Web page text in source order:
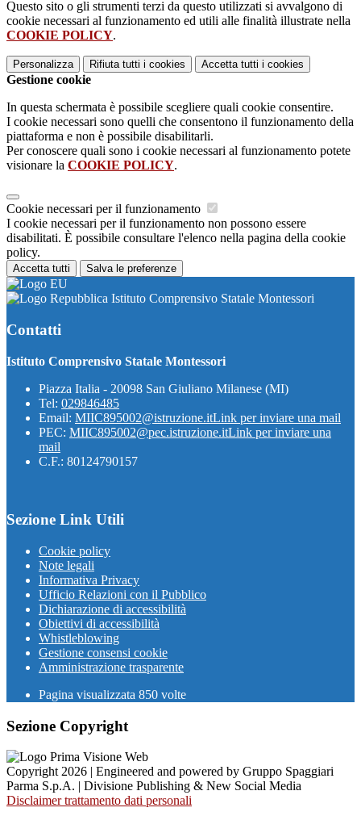
Questo sito o gli strumenti terzi da questo utilizzati si avvalgono di
cookie necessari al funzionamento ed utili alle finalità illustrate nella
COOKIE POLICY.
Personalizza Rifiuta tutti i cookies Accetta tutti i cookies
Gestione cookie
In questa schermata è possibile scegliere quali cookie consentire.
I cookie necessari sono quelli che consentono il funzionamento della
piattaforma e non è possibile disabilitarli.
Per conoscere quali sono i cookie necessari al funzionamento potete
visionare la COOKIE POLICY.
Cookie necessari per il funzionamento
I cookie necessari per il funzionamento non possono essere
disabilitati. È possibile consultare l'elenco nella pagina della cookie
policy.
Accetta tutti Salva le preferenze
Istituto Comprensivo Statale Montessori
Contatti
Istituto Comprensivo Statale Montessori
Piazza Italia - 20098 San Giuliano Milanese (MI)
Tel: 029846485
Email: MIIC895002@istruzione.itLink per inviare una mail
PEC: MIIC895002@pec.istruzione.itLink per inviare una
mail
C.F.: 80124790157
Sezione Link Utili
Cookie policy
Note legali
Informativa Privacy
Ufficio Relazioni con il Pubblico
Dichiarazione di accessibilità
Obiettivi di accessibilità
Whistleblowing
Gestione consensi cookie
Amministrazione trasparente
Pagina visualizzata 850 volte
Sezione Copyright
Copyright 2026 | Engineered and powered by Gruppo Spaggiari
Parma S.p.A. | Divisione Publishing & New Social Media
Disclaimer trattamento dati personali